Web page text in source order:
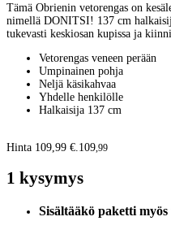
Tämä Obrienin vetorengas on
nimellä DONITSI! 137 cm
tukevasti keskiosan kupissa ja
Vetorengas veneen perään
Umpinainen pohja
Neljä käsikahvaa
Yhdelle henkilölle
Halkaisija 137 cm
Hinta 109,99 €. 109,99
1 kysymys
Sisältääkö paketti